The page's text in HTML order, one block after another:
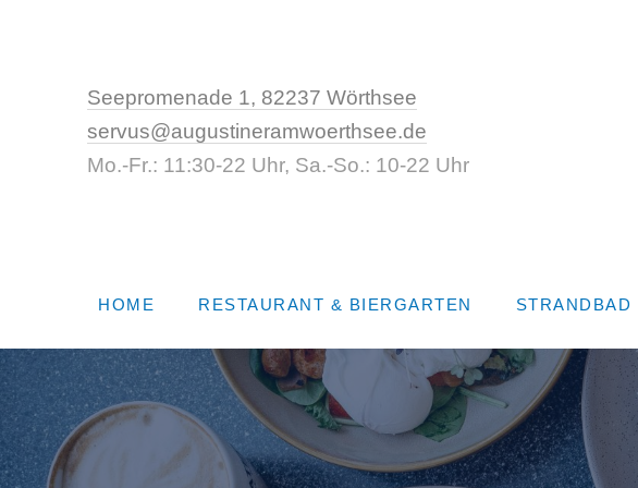
Seepromenade 1, 82237 Wörthsee
servus@augustineramwoerthsee.de
Mo.-Fr.: 11:30-22 Uhr, Sa.-So.: 10-22 Uhr
HOME RESTAURANT & BIERGARTEN STRANDBAD